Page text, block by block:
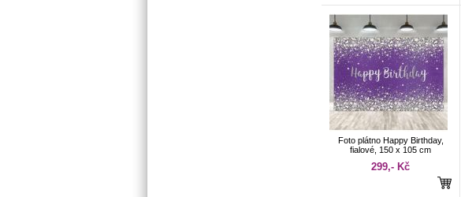
Foto plátno Happy Birthday,
fialové, 150 x 105 cm
299,- Kč